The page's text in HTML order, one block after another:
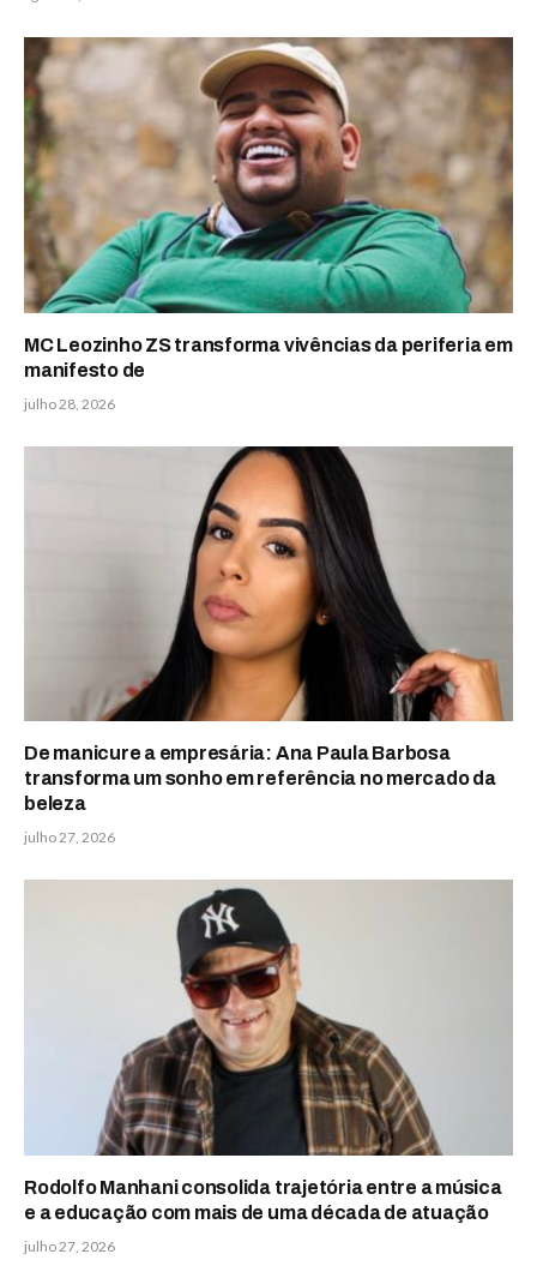
MC Leozinho ZS transforma vivências da periferia em
manifesto de
julho 28, 2026
De manicure a empresária: Ana Paula Barbosa
transforma um sonho em referência no mercado da
beleza
julho 27, 2026
Rodolfo Manhani consolida trajetória entre a música
e a educação com mais de uma década de atuação
julho 27, 2026